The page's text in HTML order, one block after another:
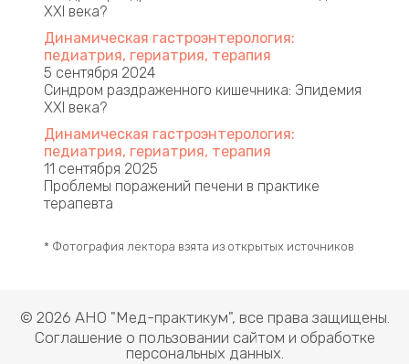
XXI века?
Динамическая гастроэнтерология:
педиатрия, гериатрия, терапия
5 сентября 2024
Синдром раздраженного кишечника: Эпидемия
ХХI века?
Динамическая гастроэнтерология:
педиатрия, гериатрия, терапия ​
11 сентября 2025
Проблемы поражений печени в практике
терапевта
* Фотография лектора взята из открытых источников
© 2026 АНО "Мед-практикум", все права защищены.
Соглашение о пользовании сайтом и обработке
персональных данных.